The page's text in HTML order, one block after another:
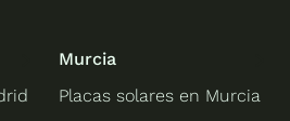
Murcia
Placas solares en Murcia